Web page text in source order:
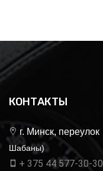
КОНТАКТЫ
г. Минск, переулок
Шабаны)
+ 375 44 577-30-30